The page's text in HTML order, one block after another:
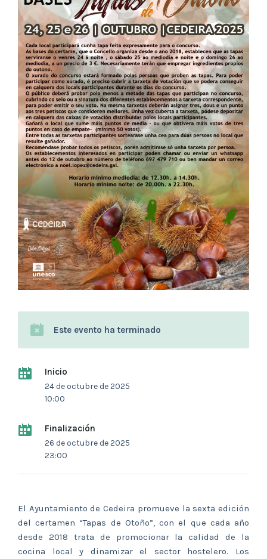
Este evento ha terminado
Inicio
24 de octubre de 2025
10:00
Finalización
26 de octubre de 2025
23:00
El Ayuntamiento de Cedeira promueve la sexta edición
del certamen “Tapas de Otoño”, con el que cada año
desde 2018 trata de promocionar la calidad de la
cocina local y dinamizar el sector hostelero. Los